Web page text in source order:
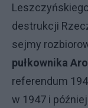
destrukcji
sejmy
pułkownika
referendum
w 1947 i